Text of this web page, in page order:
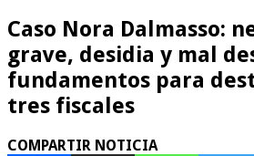
Caso Nora Dalmasso:
grave, desidia y mal
fundamentos para
tres fiscales
COMPARTIR NOTICIA